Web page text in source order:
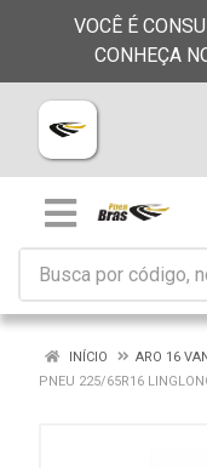
VOCÊ É
CONHEÇA
INÍCIO ARO 16
PNEU 225/65R16